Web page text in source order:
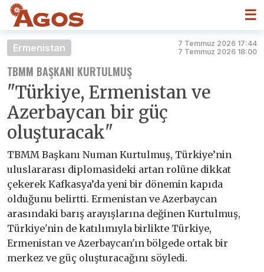
☰
Ermenistan
7 Temmuz 2026 17:44
7 Temmuz 2026 18:00
TBMM BAŞKANI KURTULMUŞ
"Türkiye, Ermenistan ve
Azerbaycan bir güç
oluşturacak"
TBMM Başkanı Numan Kurtulmuş, Türkiye’nin
uluslararası diplomasideki artan rolüne dikkat
çekerek Kafkasya’da yeni bir dönemin kapıda
olduğunu belirtti. Ermenistan ve Azerbaycan
arasındaki barış arayışlarına değinen Kurtulmuş,
Türkiye'nin de katılımıyla birlikte Türkiye,
Ermenistan ve Azerbaycan'ın bölgede ortak bir
merkez ve güç oluşturacağını söyledi.